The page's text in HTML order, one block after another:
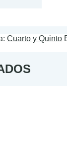
Cuarto y Quinto